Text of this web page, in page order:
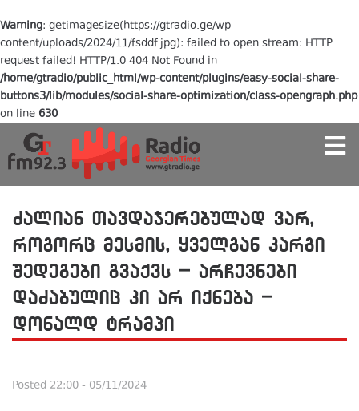
Warning: getimagesize(https://gtradio.ge/wp-
content/uploads/2024/11/fsddf.jpg): failed to open stream: HTTP
request failed! HTTP/1.0 404 Not Found in
/home/gtradio/public_html/wp-content/plugins/easy-social-share-
buttons3/lib/modules/social-share-optimization/class-opengraph.php
on line 630
ძალიან თავდაჯერებულად ვარ,
როგორც მესმის, ყველგან კარგი
შედეგები გვაქვს – არჩევნები
დაძაბულიც კი არ იქნება –
დონალდ ტრამპი
Posted 22:00 - 05/11/2024